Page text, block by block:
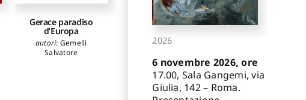
Gerace paradiso
d’Europa
autori: Gemelli
Salvatore
2026
6 novembre 2026, ore
17.00, Sala Gangemi, via
Giulia, 142 – Roma.